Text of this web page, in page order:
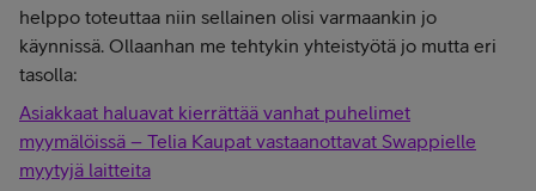
helppo toteuttaa niin sellainen olisi varmaankin jo
käynnissä. Ollaanhan me tehtykin yhteistyötä jo mutta eri
tasolla:
Asiakkaat haluavat kierrättää vanhat puhelimet
myymälöissä – Telia Kaupat vastaanottavat Swappielle
myytyjä laitteita